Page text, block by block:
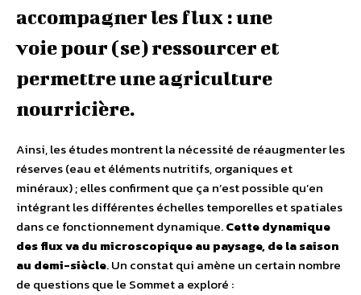
accompagner les flux : une
voie pour (se) ressourcer et
permettre une agriculture
nourricière.
Ainsi, les études montrent la nécessité de réaugmenter les
réserves (eau et éléments nutritifs, organiques et
minéraux) ; elles confirment que ça n’est possible qu’en
intégrant les différentes échelles temporelles et spatiales
dans ce fonctionnement dynamique.Cette dynamique
des flux va du microscopique au paysage, de la saison
au demi-siècle. Un constat qui amène un certain nombre
de questions que le Sommet a exploré :